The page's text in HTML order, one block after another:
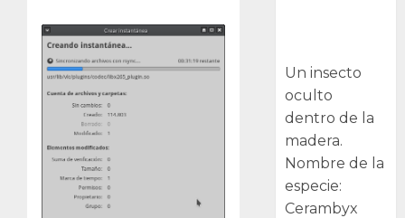
Un insecto
oculto
dentro de la
madera.
Nombre de la
especie:
Cerambyx